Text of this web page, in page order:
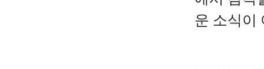
운 소식이